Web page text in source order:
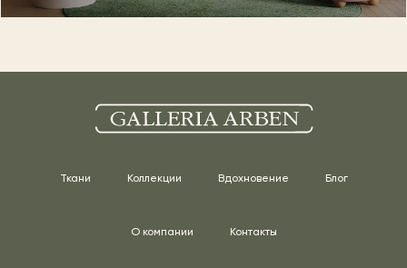
Ткани Коллекции Вдохновение Блог
О компании Контакты